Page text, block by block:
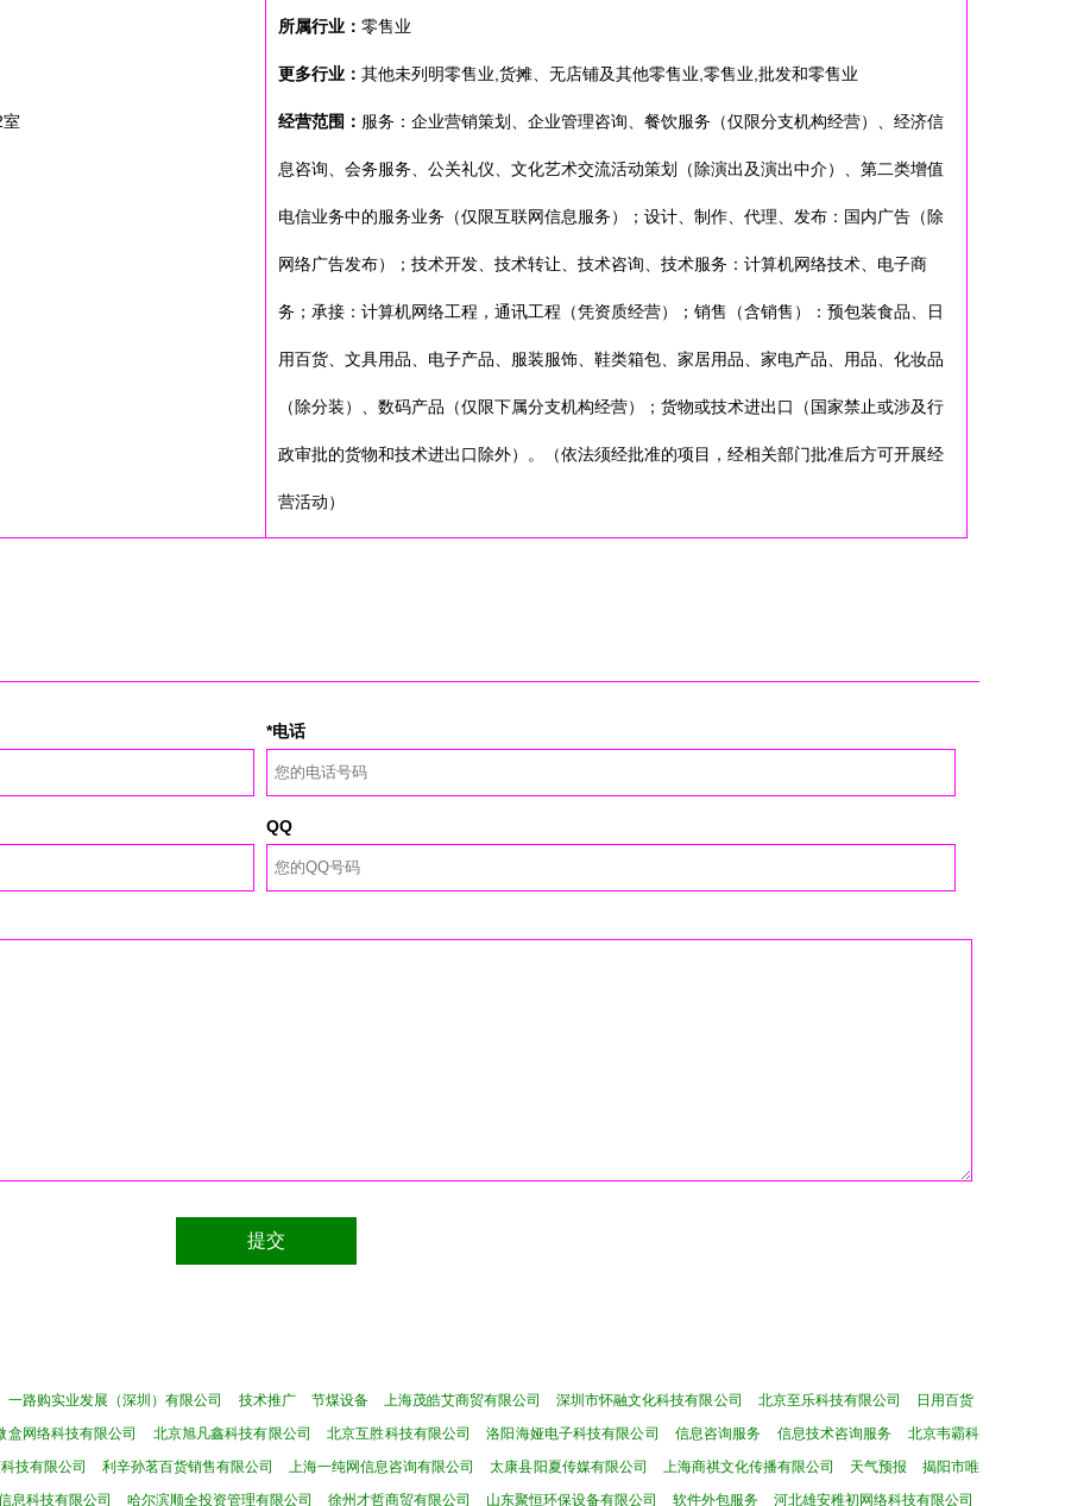
所属行业： 零售业
更多行业： 其他未列明零售业,货摊、无店铺及其他零售业,零售业,批发和零售业
经营范围： 服务：企业营销策划、企业管理咨询、餐饮服务（仅限分支机构经营）、经济信
息咨询、会务服务、公关礼仪、文化艺术交流活动策划（除演出及演出中介）、第二类增值
电信业务中的服务业务（仅限互联网信息服务）；设计、制作、代理、发布：国内广告（除
网络广告发布）；技术开发、技术转让、技术咨询、技术服务：计算机网络技术、电子商
务；承接：计算机网络工程，通讯工程（凭资质经营）；销售（含销售）：预包装食品、日
用百货、文具用品、电子产品、服装服饰、鞋类箱包、家居用品、家电产品、用品、化妆品
（除分装）、数码产品（仅限下属分支机构经营）；货物或技术进出口（国家禁止或涉及行
政审批的货物和技术进出口除外）。（依法须经批准的项目，经相关部门批准后方可开展经
营活动）
*电话
QQ
一路购实业发展（深圳）有限公司 技术推广 节煤设备 上海茂皓艾商贸有限公司 深圳市怀融文化科技有限公司 北京至乐科技有限公司
日用百货
盒网络科技有限公司
北京旭凡鑫科技有限公司 北京互胜科技有限公司 洛阳海娅电子科技有限公司 信息咨询服务 信息技术咨询服务
北京韦霸科
技有限公司
利辛孙茗百货销售有限公司 上海一纯网信息咨询有限公司 太康县阳夏传媒有限公司 上海商祺文化传播有限公司 天气预报
揭阳市唯
息科技有限公司
哈尔滨顺全投资管理有限公司 徐州才哲商贸有限公司 山东聚恒环保设备有限公司 软件外包服务 河北雄安稚初网络科技有限公司